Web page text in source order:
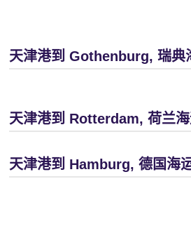
天津港到 Gothenburg, 瑞典
天津港到 Rotterdam, 荷兰
天津港到 Hamburg, 德国海